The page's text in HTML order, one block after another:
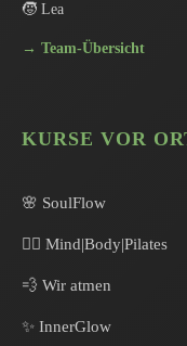
🧒 Lea
→ Team-Übersicht
KURSE VOR
🌸 SoulFlow
🧘‍♀️ Mind|Body|Pilates
💨 Wir atmen
✨ InnerGlow